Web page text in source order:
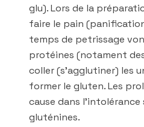
glu). Lors de la
faire le pain
temps de petrissage
protéines (notament
coller (s’agglutiner) les
former le gluten. Les
cause dans
gluténines.